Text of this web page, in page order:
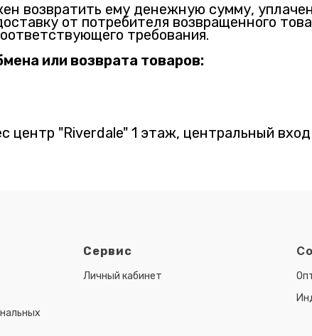
возвратить ему денежную сумму,
от потребителя возвращенного
требования.
или возврата товаров:
центр "Riverdale" 1 этаж, центральный вход
Сервис
Личный кабинет